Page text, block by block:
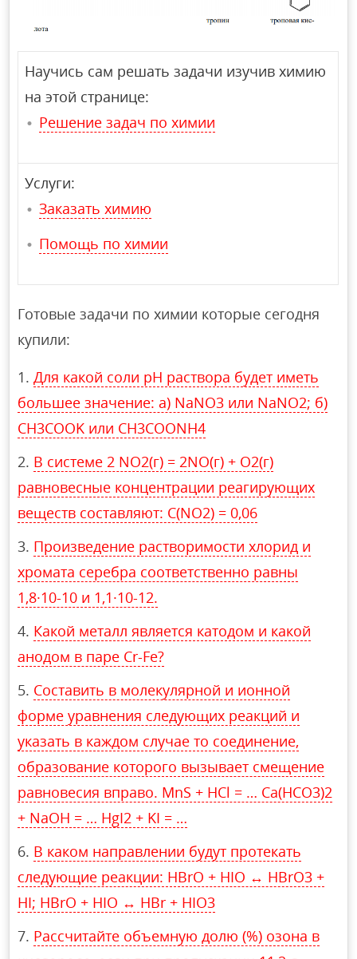
Научись сам решать задачи изучив химию
на этой странице:
Решение задач по химии
Услуги:
Заказать химию
Помощь по химии
Готовые задачи по химии которые сегодня
купили:
Для какой соли рН раствора будет иметь
большее значение: а) NaNO3 или NaNO2; б)
CH3COOK или CH3COONH4
В системе 2 NO2(г) = 2NO(г) + O2(г)
равновесные концентрации реагирующих
веществ составляют: C(NO2) = 0,06
Произведение растворимости хлорид и
хромата серебра соответственно равны
1,8·10-10 и 1,1·10-12.
Какой металл является катодом и какой
анодом в паре Cr-Fe?
Составить в молекулярной и ионной
форме уравнения следующих реакций и
указать в каждом случае то соединение,
образование которого вызывает смещение
равновесия вправо. MnS + HCl = … Ca(HCO3)2
+ NaOH = … HgI2 + KI = …
В каком направлении будут протекать
следующие реакции: HBrO + HIO ↔ HBrO3 +
HI; HBrO + HIO ↔ HBr + HIO3
Рассчитайте объемную долю (%) озона в